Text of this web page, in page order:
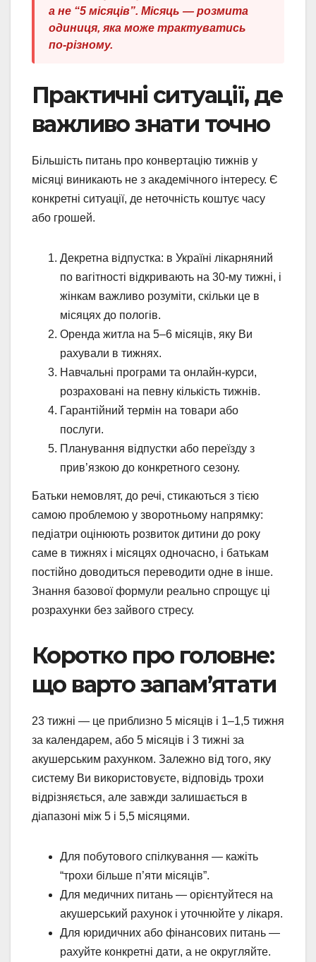
а не “5 місяців”. Місяць — розмита
одиниця, яка може трактуватись
по-різному.
Практичні ситуації, де
важливо знати точно
Більшість питань про конвертацію тижнів у
місяці виникають не з академічного інтересу. Є
конкретні ситуації, де неточність коштує часу
або грошей.
Декретна відпустка: в Україні лікарняний
по вагітності відкривають на 30-му тижні, і
жінкам важливо розуміти, скільки це в
місяцях до пологів.
Оренда житла на 5–6 місяців, яку Ви
рахували в тижнях.
Навчальні програми та онлайн-курси,
розраховані на певну кількість тижнів.
Гарантійний термін на товари або
послуги.
Планування відпустки або переїзду з
прив’язкою до конкретного сезону.
Батьки немовлят, до речі, стикаються з тією
самою проблемою у зворотньому напрямку:
педіатри оцінюють розвиток дитини до року
саме в тижнях і місяцях одночасно, і батькам
постійно доводиться переводити одне в інше.
Знання базової формули реально спрощує ці
розрахунки без зайвого стресу.
Коротко про головне:
що варто запам’ятати
23 тижні — це приблизно 5 місяців і 1–1,5 тижня
за календарем, або 5 місяців і 3 тижні за
акушерським рахунком. Залежно від того, яку
систему Ви використовуєте, відповідь трохи
відрізняється, але завжди залишається в
діапазоні між 5 і 5,5 місяцями.
Для побутового спілкування — кажіть
“трохи більше п’яти місяців”.
Для медичних питань — орієнтуйтеся на
акушерський рахунок і уточнюйте у лікаря.
Для юридичних або фінансових питань —
рахуйте конкретні дати, а не округляйте.